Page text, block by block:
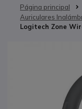
Página principal
Auriculares
Logitech Zone